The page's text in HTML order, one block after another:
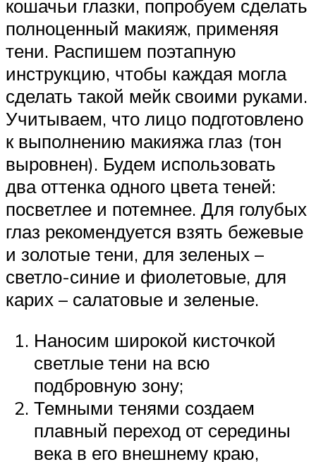
кошачьи глазки, попробуем сделать
полноценный макияж, применяя
тени. Распишем поэтапную
инструкцию, чтобы каждая могла
сделать такой мейк своими руками.
Учитываем, что лицо подготовлено
к выполнению макияжа глаз (тон
выровнен). Будем использовать
два оттенка одного цвета теней:
посветлее и потемнее. Для голубых
глаз рекомендуется взять бежевые
и золотые тени, для зеленых –
светло-синие и фиолетовые, для
карих – салатовые и зеленые.
Наносим широкой кисточкой
светлые тени на всю
подбровную зону;
Темными тенями создаем
плавный переход от середины
века в его внешнему краю,